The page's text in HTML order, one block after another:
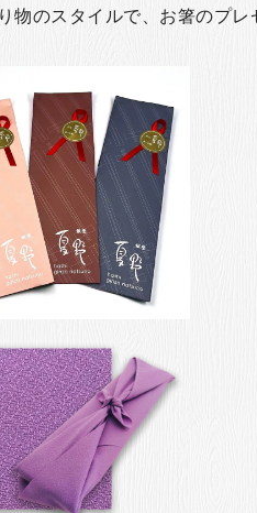
のスタイルで、お箸のプレ